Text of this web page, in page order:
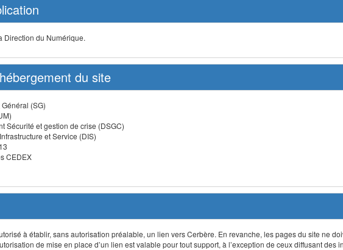
Direction du Numérique.
du site
(SG)
Sécurité et gestion de crise (DSGC)
et Service (DIS)
CEDEX
à établir, sans autorisation préalable, un lien vers Cerbère. En revanche, les pages du site ne
de mise en place d’un lien est valable pour tout support, à l’exception de ceux diffusant des